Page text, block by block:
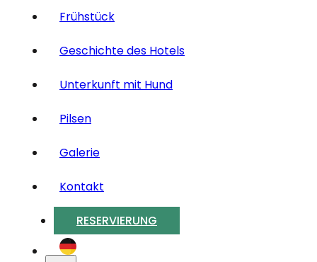
Frühstück
Geschichte des Hotels
Unterkunft mit Hund
Pilsen
Galerie
Kontakt
RESERVIERUNG